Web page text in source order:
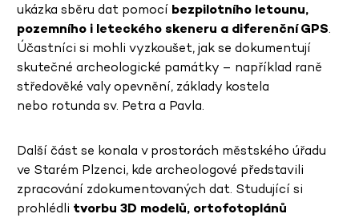
ukázka sběru dat pomocí bezpilotního letounu,
pozemního i leteckého skeneru a diferenční GPS.
Účastníci si mohli vyzkoušet, jak se dokumentují
skutečné archeologické památky – například raně
středověké valy opevnění, základy kostela
nebo rotunda sv. Petra a Pavla.
Další část se konala v prostorách městského úřadu
ve Starém Plzenci, kde archeologové představili
zpracování zdokumentovaných dat. Studující si
prohlédli tvorbu 3D modelů, ortofotoplánů